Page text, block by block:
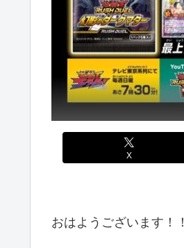
X
おはようございます！！